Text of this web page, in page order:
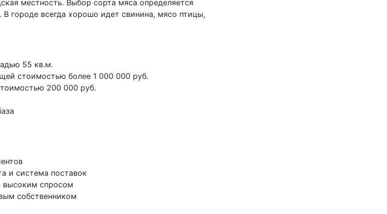
местность. Выбор сорта мяса определяется
В городе всегда хорошо идет свинина, мясо птицы,
55 кв.м.
стоимостью более 1 000 000 руб.
200 000 руб.
и система поставок
высоким спросом
собственником